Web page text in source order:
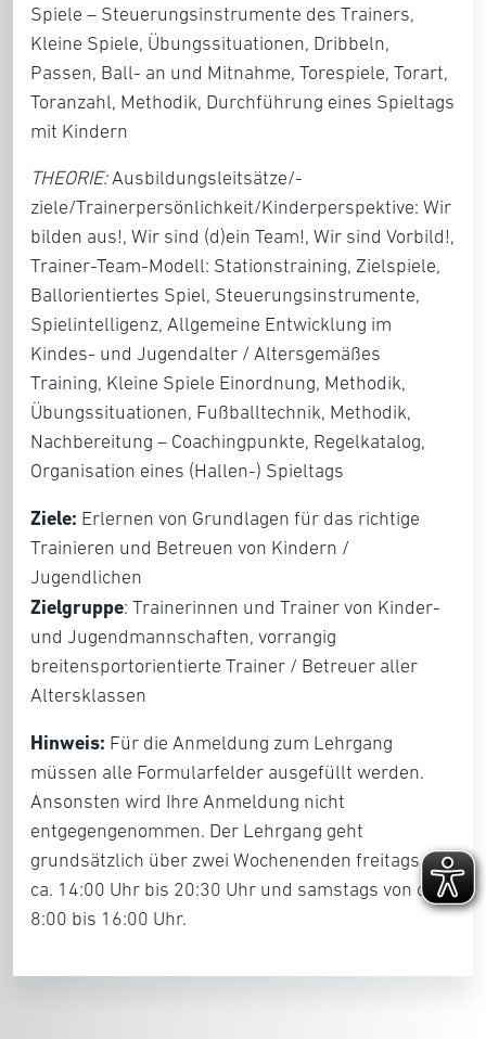
Spiele – Steuerungsinstrumente des Trainers,
Kleine Spiele, Übungssituationen, Dribbeln,
Passen, Ball- an und Mitnahme, Torespiele, Torart,
Toranzahl, Methodik, Durchführung eines Spieltags
mit Kindern
THEORIE:Ausbildungsleitsätze/-
ziele/Trainerpersönlichkeit/Kinderperspektive: Wir
bilden aus!, Wir sind (d)ein Team!, Wir sind Vorbild!,
Trainer-Team-Modell: Stationstraining, Zielspiele,
Ballorientiertes Spiel, Steuerungsinstrumente,
Spielintelligenz, Allgemeine Entwicklung im
Kindes- und Jugendalter / Altersgemäßes
Training, Kleine Spiele Einordnung, Methodik,
Übungssituationen, Fußballtechnik, Methodik,
Nachbereitung – Coachingpunkte, Regelkatalog,
Organisation eines (Hallen-) Spieltags
Ziele: Erlernen von Grundlagen für das richtige
Trainieren und Betreuen von Kindern /
Jugendlichen
Zielgruppe: Trainerinnen und Trainer von Kinder-
und Jugendmannschaften, vorrangig
breitensportorientierte Trainer / Betreuer aller
Altersklassen
Hinweis: Für die Anmeldung zum Lehrgang
müssen alle Formularfelder ausgefüllt werden.
Ansonsten wird Ihre Anmeldung nicht
entgegengenommen. Der Lehrgang geht
grundsätzlich über zwei Wochenenden freitags von
ca. 14:00 Uhr bis 20:30 Uhr und samstags von ca.
8:00 bis 16:00 Uhr.